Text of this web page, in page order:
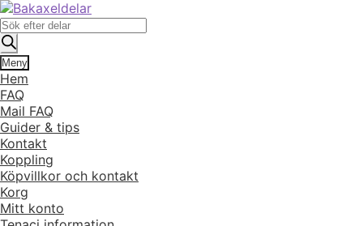
Hoppa
till
navigering
Hoppa
till
innehåll
Produktsökning
Meny
Hem
FAQ
Mail FAQ
Guider & tips
Kontakt
Koppling
Köpvillkor och kontakt
Korg
Mitt konto